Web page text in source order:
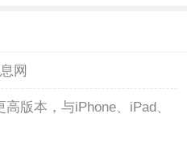
网
版本，与iPhone、iPad、